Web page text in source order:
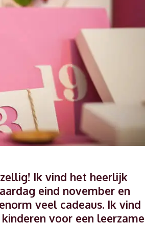
Ik vind het heerlijk
eind november en
veel cadeaus. Ik vind
voor een leerzame